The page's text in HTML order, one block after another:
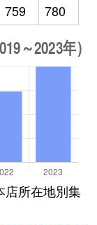
759 780
所在地別集